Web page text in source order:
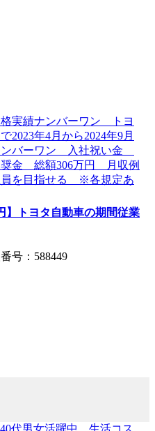
】トヨタ自動車の期間従業
号：588449